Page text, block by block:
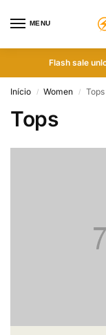
MENU
Flash sale
Início / Women / Tops
Tops